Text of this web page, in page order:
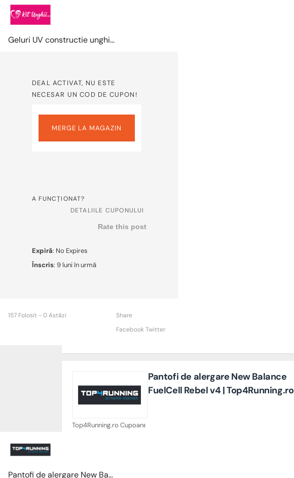
Geluri UV constructie unghii cu pana la -56% reducere la KitUnghii
DEAL ACTIVAT, NU ESTE
NECESAR UN COD DE CUPON!
MERGE LA MAGAZIN
A FUNCȚIONAT?
DETALIILE CUPONULUI
Rate this post
Expiră: No Expires
Înscris: 9 luni în urmă
157 Folosit - 0 Astăzi
Share
FacebookTwitter
Top4Running.ro Cupoane
Pantofi de alergare New Balance
FuelCell Rebel v4 | Top4Running.ro
Pantofi de alergare New Balance FuelCell Rebel v4 | Top4Running.ro